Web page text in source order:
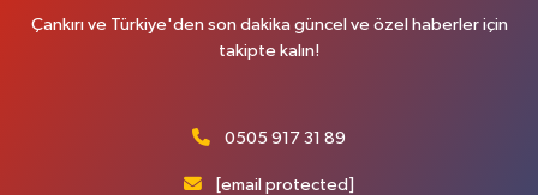
Çankırı ve Türkiye'den son dakika güncel ve özel haberler için
takipte kalın!
0505 917 31 89
[email protected]